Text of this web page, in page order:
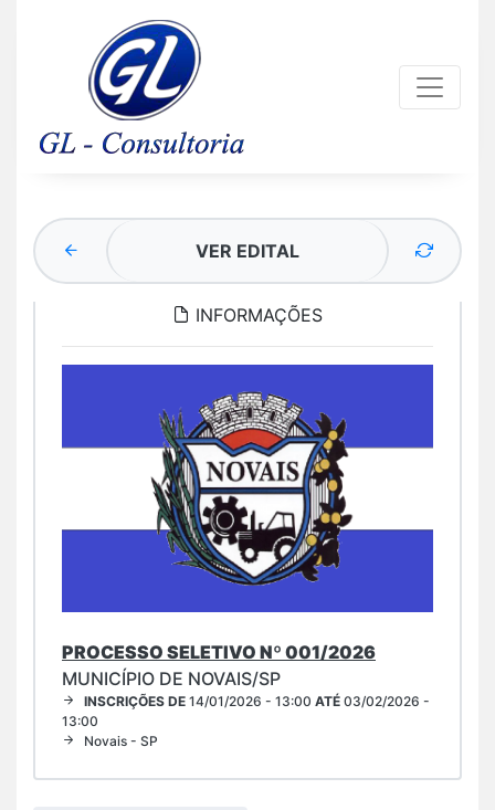
VER EDITAL
INFORMAÇÕES
PROCESSO SELETIVO Nº 001/2026
MUNICÍPIO DE NOVAIS/SP
INSCRIÇÕES DE 14/01/2026 - 13:00 ATÉ 03/02/2026 -
13:00
Novais - SP